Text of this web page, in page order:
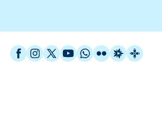
Facebook
Instagram
X / Twitter
YouTube
WhatsApp
FlickrRadio